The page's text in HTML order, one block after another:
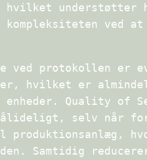
hvilket
kompleksiteten ved
ved protokollen er
hvilket er
enheder. Quality
selv når
Samtidig